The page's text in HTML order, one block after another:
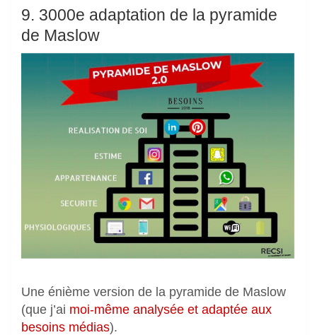
9. 3000e adaptation de la pyramide
de Maslow
Une énième version de la pyramide de Maslow
(que j’ai moi-même analysée et adaptée aux
besoins médias).